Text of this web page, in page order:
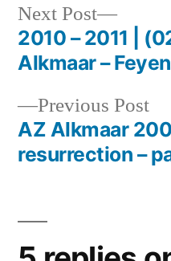
Post
navigation
Previous Post
AZ Alkmaar
resurrection –
Next Post
Next
post:
2010 – 2011 |
Alkmaar –